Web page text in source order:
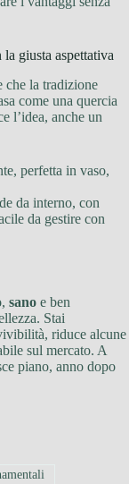
giusta aspettativa
che la tradizione
come una quercia
l’idea, anche un
perfetta in vaso,
da interno, con
da gestire con
, sano e ben
Stai
riduce alcune
sul mercato. A
piano, anno dopo